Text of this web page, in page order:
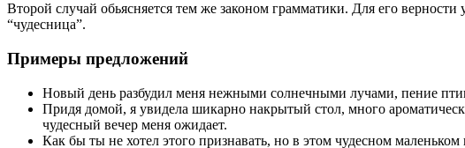
Второй случай обьясняется тем же законом грамматики. Для его
“чудесница”.
Примеры предложений
Новый день разбудил меня нежными солнечными лучами, пение
Придя домой, я увидела шикарно накрытый стол, много
чудесный вечер меня ожидает.
Как бы ты не хотел этого признавать, но в этом чудесном